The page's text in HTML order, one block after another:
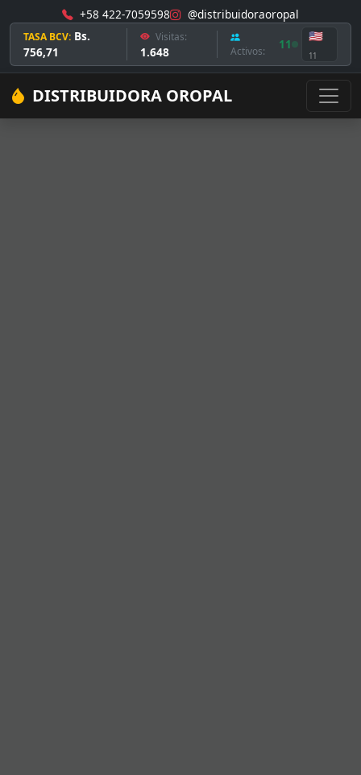
+58 422-7059598 @distribuidoraoropal
TASA BCV: Bs.
756,71
Visitas:
1.648 Activos: 11
🇺🇸
11
DISTRIBUIDORA OROPAL